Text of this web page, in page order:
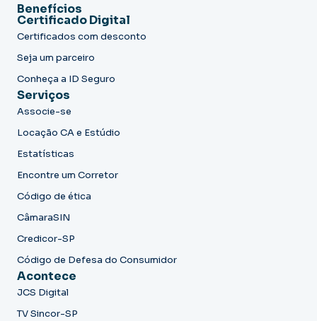
Benefícios
Certificado Digital
Certificados com desconto
Seja um parceiro
Conheça a ID Seguro
Serviços
Associe-se
Locação CA e Estúdio
Estatísticas
Encontre um Corretor
Código de ética
CâmaraSIN
Credicor-SP
Código de Defesa do Consumidor
Acontece
JCS Digital
TV Sincor-SP